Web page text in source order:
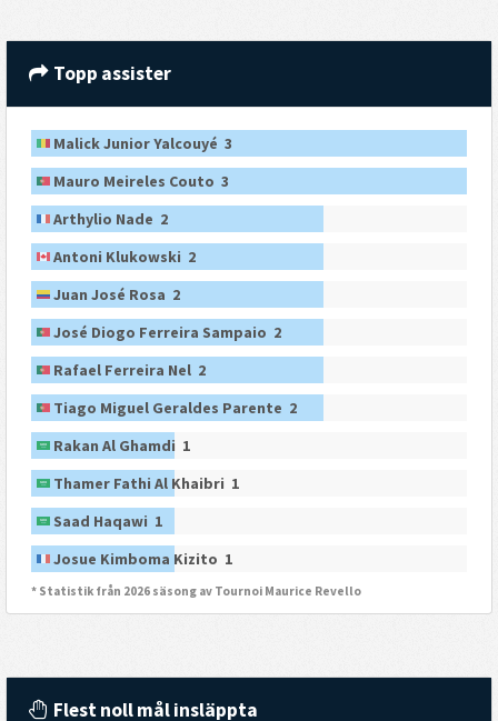
Topp assister
Malick Junior Yalcouyé 3
Mauro Meireles Couto 3
Arthylio Nade 2
Antoni Klukowski 2
Juan José Rosa 2
José Diogo Ferreira Sampaio 2
Rafael Ferreira Nel 2
Tiago Miguel Geraldes Parente 2
Rakan Al Ghamdi 1
Thamer Fathi Al Khaibri 1
Saad Haqawi 1
Josue Kimboma Kizito 1
* Statistik från 2026 säsong av Tournoi Maurice Revello
Flest noll mål insläppta